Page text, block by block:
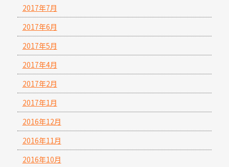
2017年7月
2017年6月
2017年5月
2017年4月
2017年2月
2017年1月
2016年12月
2016年11月
2016年10月